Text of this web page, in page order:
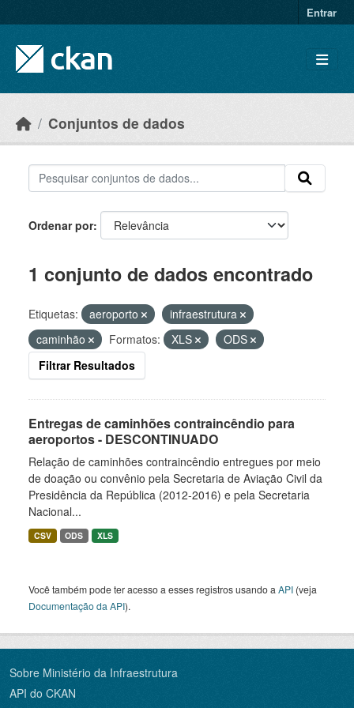
Entrar
Conjuntos de dados
Ordenar por
1 conjunto de dados encontrado
Etiquetas: aeroporto
infraestrutura
caminhão
Formatos: XLS
ODS
Filtrar Resultados
Entregas de caminhões contraincêndio para
aeroportos - DESCONTINUADO
Relação de caminhões contraincêndio entregues por meio
de doação ou convênio pela Secretaria de Aviação Civil da
Presidência da República (2012-2016) e pela Secretaria
Nacional...
CSV ODS XLS
Você também pode ter acesso a esses registros usando a API (veja
Documentação da API).
Sobre Ministério da Infraestrutura
API do CKAN